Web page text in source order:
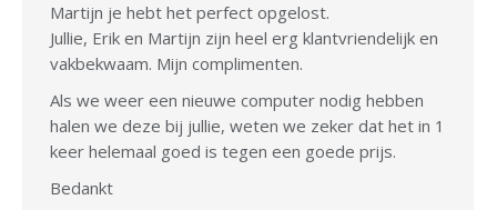
Martijn je hebt het perfect opgelost.
Jullie, Erik en Martijn zijn heel erg klantvriendelijk en
vakbekwaam. Mijn complimenten.
Als we weer een nieuwe computer nodig hebben
halen we deze bij jullie, weten we zeker dat het in 1
keer helemaal goed is tegen een goede prijs.
Bedankt